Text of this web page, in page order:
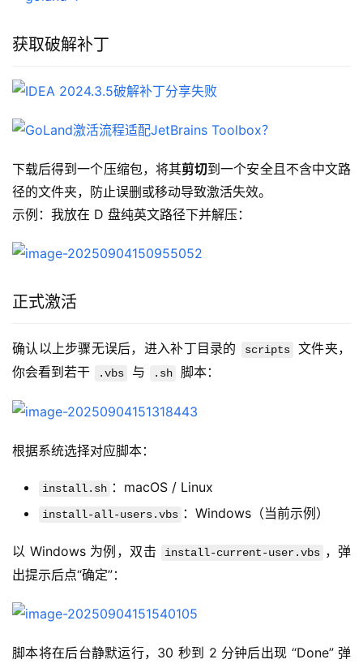
获取破解补丁
下载后得到一个压缩包，将其剪切到一个安全且不含中文路
径的文件夹，防止误删或移动导致激活失效。
示例：我放在 D 盘纯英文路径下并解压：
正式激活
确认以上步骤无误后，进入补丁目录的 scripts
文件夹，
你会看到若干
.vbs 与 .sh 脚本：
根据系统选择对应脚本：
install.sh ：macOS / Linux
install-all-users.vbs ：Windows（当前示例）
以 Windows 为例，双击 install-current-user.vbs ，弹
出提示后点“确定”：
脚本将在后台静默运行，30 秒到 2 分钟后出现 “Done” 弹